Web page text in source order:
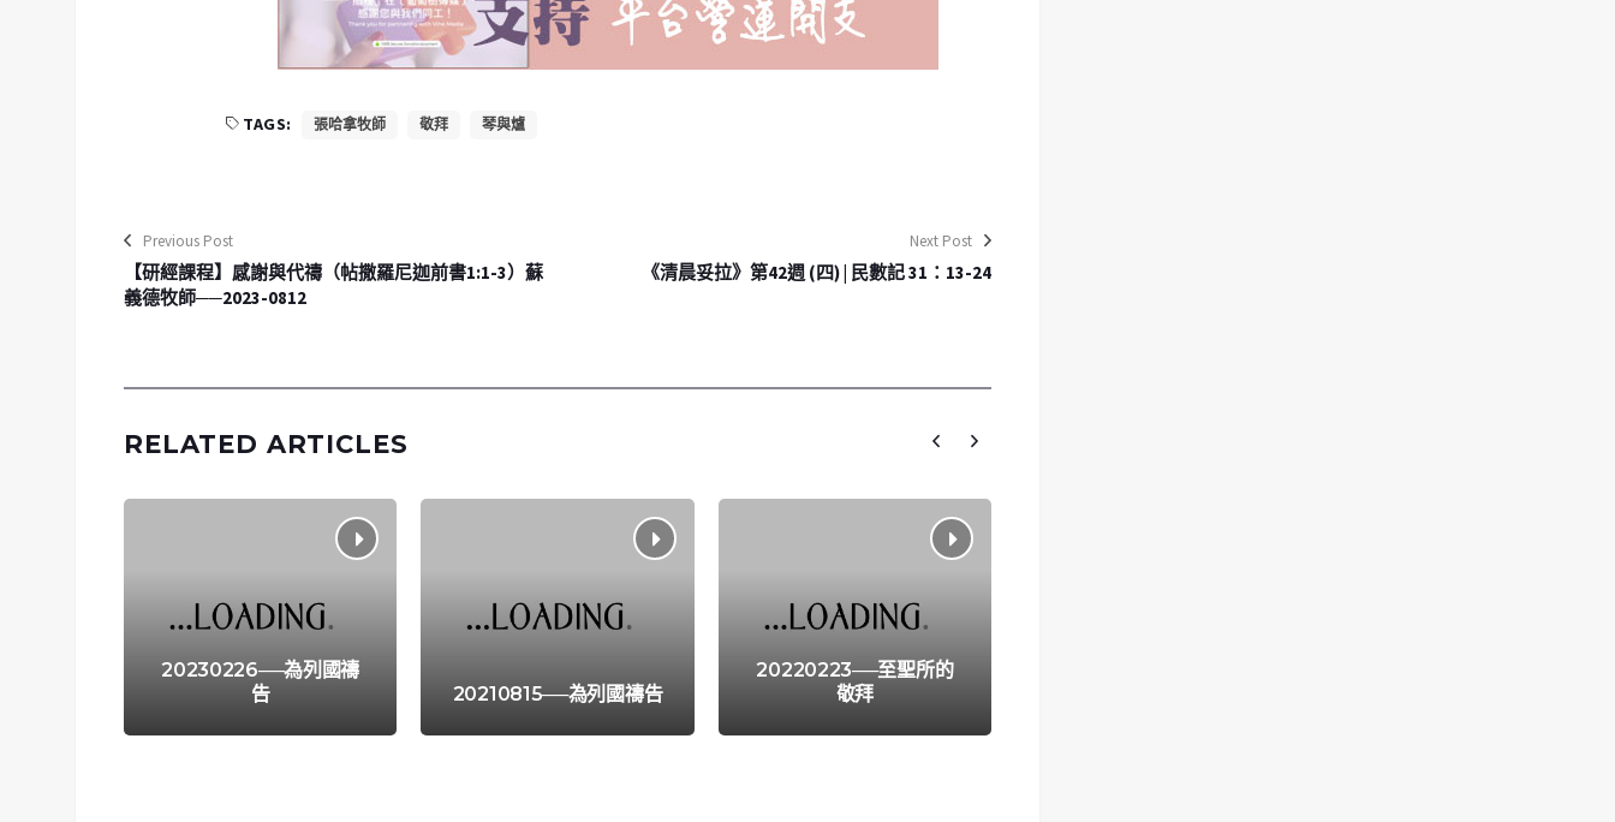
TAGS: 張哈拿牧師 敬拜 琴與爐
Previous Post
【研經課程】感謝與代禱（帖撒羅尼迦前書1:1-3）蘇
義德牧師──2023-0812
Next Post
《清晨妥拉》第42週 (四) | 民數記 31：13-24
RELATED ARTICLES
20230226──為列國禱
告
20210815──為列國禱告
20220223──至聖所的
敬拜